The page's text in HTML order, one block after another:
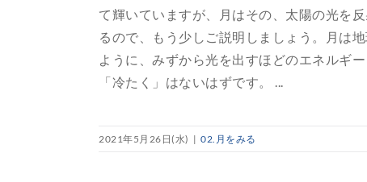
て輝いていますが、月はその、太陽の光を
るので、もう少しご説明しましょう。月は
ように、みずから光を出すほどのエネルギ
「冷たく」はないはずです。 ...
2021年5月26日(水) | 02.月をみる